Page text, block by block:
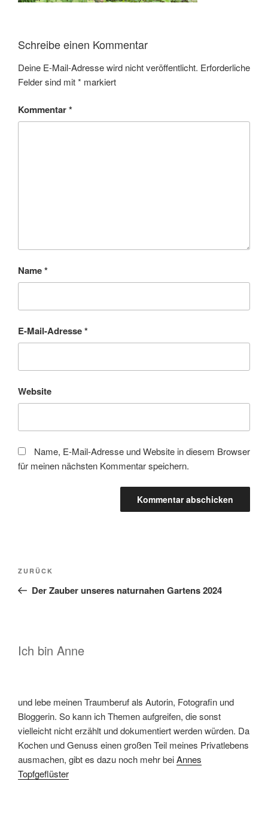
Schreibe einen Kommentar
Deine E-Mail-Adresse wird nicht veröffentlicht. Erforderliche
Felder sind mit* markiert
Kommentar*
Name*
E-Mail-Adresse*
Website
Name, E-Mail-Adresse und Website in diesem Browser
für meinen nächsten Kommentar speichern.
Beitragsnavigation
Vorheriger
Beitrag
ZURÜCK
Der Zauber unseres naturnahen Gartens 2024
Ich bin Anne
und lebe meinen Traumberuf als Autorin, Fotografin und
Bloggerin. So kann ich Themen aufgreifen, die sonst
vielleicht nicht erzählt und dokumentiert werden würden. Da
Kochen und Genuss einen großen Teil meines Privatlebens
ausmachen, gibt es dazu noch mehr beiAnnes
Topfgeflüster